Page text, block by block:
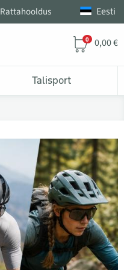
Rattahooldus Eesti
0 0,00 €
Talisport